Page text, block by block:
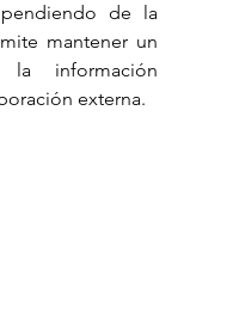
de la
mantener un
información
externa.